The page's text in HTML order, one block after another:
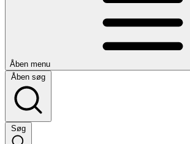
Åben menu
Åben søg
Søg